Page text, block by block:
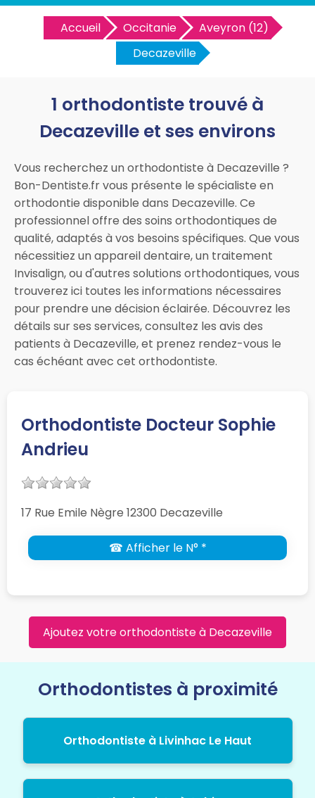
Accueil Occitanie
Aveyron (12)
Decazeville
1 orthodontiste trouvé à
Decazeville et ses environs
Vous recherchez un orthodontiste à Decazeville ?
Bon-Dentiste.fr vous présente le spécialiste en
orthodontie disponible dans Decazeville. Ce
professionnel offre des soins orthodontiques de
qualité, adaptés à vos besoins spécifiques. Que vous
nécessitiez un appareil dentaire, un traitement
Invisalign, ou d'autres solutions orthodontiques, vous
trouverez ici toutes les informations nécessaires
pour prendre une décision éclairée. Découvrez les
détails sur ses services, consultez les avis des
patients à Decazeville, et prenez rendez-vous le
cas échéant avec cet orthodontiste.
Orthodontiste Docteur Sophie
Andrieu
17 Rue Emile Nègre 12300 Decazeville
☎ Afficher le N° *
Ajoutez votre orthodontiste à Decazeville
Orthodontistes à proximité
Orthodontiste à Livinhac Le Haut